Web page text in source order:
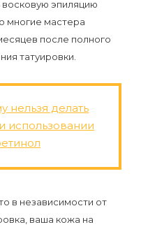
эпиляцию
многие мастера
после полного
татуировки.
нельзя делать
использовании
в независимости от
ваша кожа на